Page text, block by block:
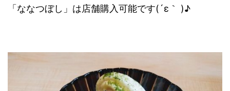
「ななつぼし」は店舗購入可能です(´ε｀ )♪